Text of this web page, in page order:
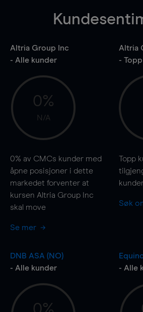
Altria Group Inc
- Alle kunder
0%
N/A
0% av CMCs kunder med
åpne posisjoner i dette
markedet forventer at
kursen Altria Group Inc
skal move
Se mer
Altria
-
Topp
Søk
DNB ASA (NO)
- Alle kunder
- Alle